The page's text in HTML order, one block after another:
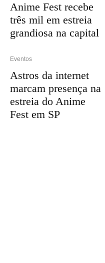
Anime Fest recebe
três mil em estreia
grandiosa na capital
Eventos
Astros da internet
marcam presença na
estreia do Anime
Fest em SP